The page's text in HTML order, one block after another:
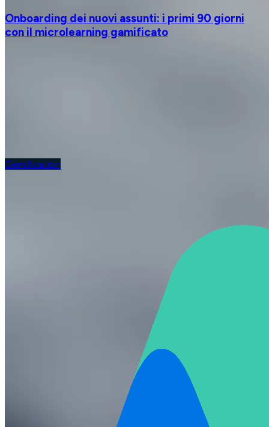
Onboarding dei nuovi assunti: i primi 90 giorni
con il microlearning gamificato
Gamification